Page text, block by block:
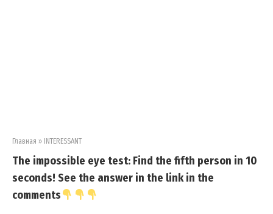
Главная » INTERESSANT
The impossible eye test: Find the fifth person in 10
seconds! See the answer in the link in the
comments